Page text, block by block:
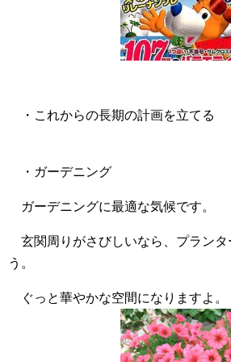
・これからの長期の計画を立てる
・ガーデニング
ガーデニングに最適な気候です。
玄関周りがさびしいなら、プランタ
う。
ぐっと華やかな空間になりますよ。